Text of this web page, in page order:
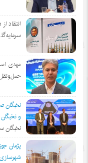
انتقاد
مهدی
نخبگان
و
نخبگان
پژمان